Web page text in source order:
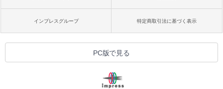
インプレスグループ 特定商取引法に基づく表示
PC版で見る